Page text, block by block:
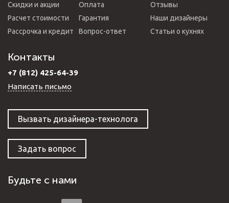
Скидки и акции
Расчет стоимости
Рассрочка и кредит
Оплата
Гарантия
Вопрос-ответ
Отзывы
Наши дизайнеры
Статьи о кухнях
Контакты
+7 (812) 425-64-39
Написать письмо
Вызвать дизайнера-технолога
Задать вопрос
Будьте с нами